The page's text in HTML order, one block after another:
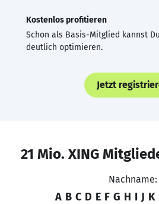
Kostenlos profitieren
Schon als Basis-Mitglied kannst
deutlich optimieren.
Jetzt
21 Mio. XING
Nachname:
A B C D E F G H I J K